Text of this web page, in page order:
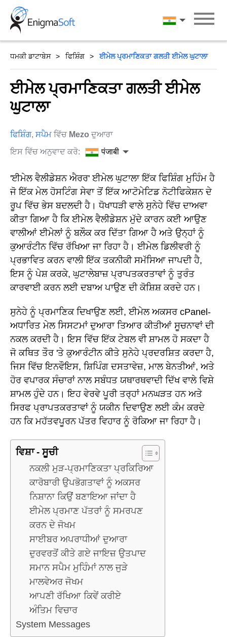
Skip
content
पंजाबी
ਧਮਕੀ ਡਾਟਾਬੇਸ ਫਿਸ਼ਿੰਗ ਈਮੇਲ ਪ੍ਰਮਾਣਿਕਤਾ ਗਲਤੀ ਈਮੇਲ ਘੁਟਾਲਾ
ਈਮੇਲ ਪ੍ਰਮਾਣਿਕਤਾ ਗਲਤੀ ਈਮੇਲ
ਘੁਟਾਲਾ
ਫਿਸ਼ਿੰਗ, ਸਪੈਮ ਵਿੱਚ Mezo ਦੁਆਰਾ
ਇਸ ਵਿੱਚ ਅਨੁਵਾਦ ਕਰੋ:
पंजाबी
'ਈਮੇਲ ਵੈਲੀਡੇਸ਼ਨ ਐਰਰ' ਈਮੇਲ ਘੁਟਾਲਾ ਇੱਕ ਫਿਸ਼ਿੰਗ ਮੁਹਿੰਮ ਹੈ
ਜੋ ਇੱਕ ਮੇਲ ਹੋਸਟਿੰਗ ਸੇਵਾ ਤੋਂ ਇੱਕ ਆਟੋਮੇਟਿਡ ਨੋਟੀਫਿਕੇਸ਼ਨ ਦੇ
ਰੂਪ ਵਿੱਚ ਭੇਸ ਬਦਲਦੀ ਹੈ। ਧੋਖਾਧੜੀ ਵਾਲੇ ਸੁਨੇਹੇ ਵਿੱਚ ਦਾਅਵਾ
ਕੀਤਾ ਗਿਆ ਹੈ ਕਿ ਈਮੇਲ ਵੈਲੀਡੇਸ਼ਨ ਮੁੱਦੇ ਕਾਰਨ ਕਈ ਆਉਣ
ਵਾਲੀਆਂ ਈਮੇਲਾਂ ਨੂੰ ਬਲੌਕ ਕਰ ਦਿੱਤਾ ਗਿਆ ਹੈ ਅਤੇ ਉਨ੍ਹਾਂ ਨੂੰ
ਕੁਆਰੰਟੀਨ ਵਿੱਚ ਰੱਖਿਆ ਜਾ ਰਿਹਾ ਹੈ। ਈਮੇਲ ਡਿਲੀਵਰੀ ਨੂੰ
ਪ੍ਰਭਾਵਿਤ ਕਰਨ ਵਾਲੀ ਇੱਕ ਤਕਨੀਕੀ ਸਮੱਸਿਆ ਜਾਪਦੀ ਹੈ,
ਇਸ ਨੂੰ ਪੇਸ਼ ਕਰਕੇ, ਘੁਟਾਲੇਬਾਜ਼ ਪ੍ਰਾਪਤਕਰਤਾਵਾਂ ਨੂੰ ਤੁਰੰਤ
ਕਾਰਵਾਈ ਕਰਨ ਲਈ ਦਬਾਅ ਪਾਉਣ ਦੀ ਕੋਸ਼ਿਸ਼ ਕਰਦੇ ਹਨ।
ਸੁਨੇਹੇ ਨੂੰ ਪ੍ਰਮਾਣਿਕ ਦਿਖਾਉਣ ਲਈ, ਈਮੇਲ ਅਕਸਰ cPanel-
ਅਧਾਰਿਤ ਮੇਲ ਸਿਸਟਮਾਂ ਦੁਆਰਾ ਤਿਆਰ ਕੀਤੀਆਂ ਸੂਚਨਾਵਾਂ ਦੀ
ਨਕਲ ਕਰਦੀ ਹੈ। ਇਸ ਵਿੱਚ ਇੱਕ ਟੇਬਲ ਵੀ ਸ਼ਾਮਲ ਹੋ ਸਕਦਾ ਹੈ
ਜੋ ਕਥਿਤ ਤੌਰ 'ਤੇ ਕੁਆਰੰਟੀਨ ਕੀਤੇ ਸੁਨੇਹੇ ਪ੍ਰਦਰਸ਼ਿਤ ਕਰਦਾ ਹੈ,
ਜਿਸ ਵਿੱਚ ਇਨਵੌਇਸ, ਸ਼ਿਪਿੰਗ ਦਸਤਾਵੇਜ਼, ਮਾਲ ਬੇਨਤੀਆਂ, ਅਤੇ
ਹੋਰ ਵਪਾਰਕ ਸੰਚਾਰਾਂ ਨਾਲ ਸਬੰਧਤ ਯਥਾਰਥਵਾਦੀ ਦਿੱਖ ਵਾਲੇ ਵਿਸ਼ੇ
ਸ਼ਾਮਲ ਹੁੰਦੇ ਹਨ। ਇਹ ਵੇਰਵੇ ਪੂਰੀ ਤਰ੍ਹਾਂ ਮਨਘੜਤ ਹਨ ਅਤੇ
ਸਿਰਫ ਪ੍ਰਾਪਤਕਰਤਾਵਾਂ ਨੂੰ ਯਕੀਨ ਦਿਵਾਉਣ ਲਈ ਕੰਮ ਕਰਦੇ
ਹਨ ਕਿ ਮਹੱਤਵਪੂਰਨ ਪੱਤਰ ਵਿਹਾਰ ਨੂੰ ਰੋਕਿਆ ਜਾ ਰਿਹਾ ਹੈ।
ਵਿਸ਼ਾ - ਸੂਚੀ
ਨਕਲੀ ਮੁੜ-ਪ੍ਰਮਾਣਿਕਤਾ ਪ੍ਰਕਿਰਿਆ
ਕਾਰੋਬਾਰੀ ਉਪਭੋਗਤਾਵਾਂ ਨੂੰ ਅਕਸਰ
ਨਿਸ਼ਾਨਾ ਕਿਉਂ ਬਣਾਇਆ ਜਾਂਦਾ ਹੈ
ਈਮੇਲ ਪ੍ਰਮਾਣ ਪੱਤਰਾਂ ਨੂੰ ਸਮਰਪਣ
ਕਰਨ ਦੇ ਜੋਖਮ
ਸਾਈਬਰ ਅਪਰਾਧੀਆਂ ਦੁਆਰਾ
ਦੁਰਵਰਤੋਂ ਕੀਤੇ ਗਏ ਜਾਇਜ਼ ਉਤਪਾਦ
ਸਮਾਨ ਸਪੈਮ ਮੁਹਿੰਮਾਂ ਨਾਲ ਜੁੜੇ
ਮਾਲਵੇਅਰ ਜੋਖਮ
ਆਪਣੀ ਰੱਖਿਆ ਕਿਵੇਂ ਕਰੀਏ
ਅੰਤਿਮ ਵਿਚਾਰ
System Messages